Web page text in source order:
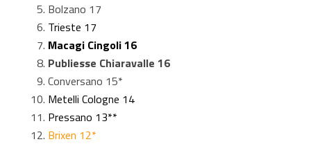
Bolzano 17
Trieste 17
Macagi Cingoli 16
Publiesse Chiaravalle 16
Conversano 15*
Metelli Cologne 14
Pressano 13**
Brixen 12*